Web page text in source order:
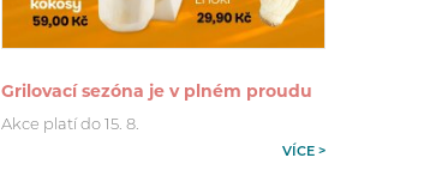
Grilovací sezóna je v plném proudu
Akce platí do 15. 8.
VÍCE >